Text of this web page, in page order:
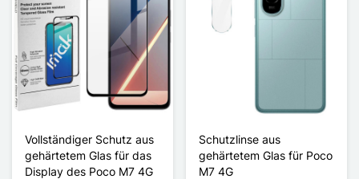
Vollständiger Schutz aus
gehärtetem Glas für das
Display des Poco M7 4G
Schutzlinse aus
gehärtetem Glas für Poco
M7 4G